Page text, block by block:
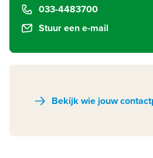
033-4483700
Stuur een e-mail
Bekijk wie jouw